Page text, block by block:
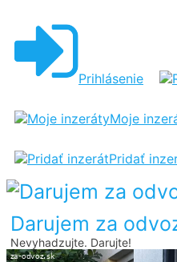
Prihlásenie
Moje
Pridať
Darujem za
Nevyhadzujte. Darujte!